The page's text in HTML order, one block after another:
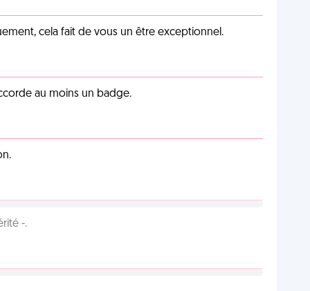
cela fait de vous un être exceptionnel.
au moins un badge.
-.